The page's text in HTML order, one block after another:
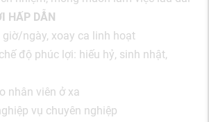
HẤP DẪN
ngày, xoay ca linh hoạt
độ phúc lợi: hiếu hỷ, sinh nhật,
nhân viên ở xa
vụ chuyên nghiệp